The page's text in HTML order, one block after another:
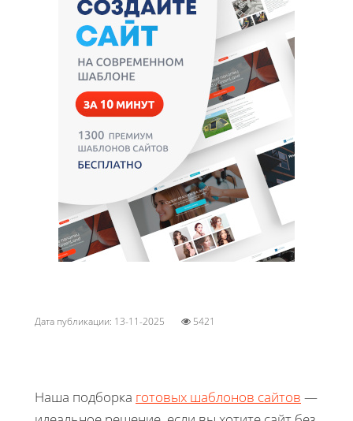
Дата публикации: 13-11-2025 5421
Наша подборка готовых шаблонов сайтов —